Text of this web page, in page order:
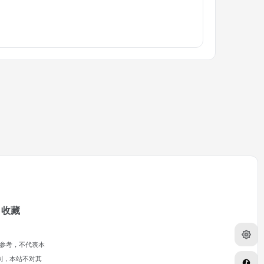
收藏
考，不代表本
，本站不对其